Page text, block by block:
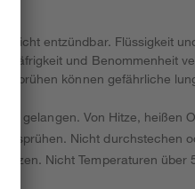
leicht entzündbar. Flüssigkeit
und Benommenheit
Sprühen können gefährliche
gelangen. Von Hitze, heißen
sprühen. Nicht durchstechen
Nicht Temperaturen über